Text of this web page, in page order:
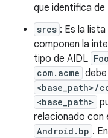
que identifica
srcs : Es la
componen la
tipo de AIDL Foo
com.acme
<base_path>/
<base_path>
relacionado con
Android.bp .